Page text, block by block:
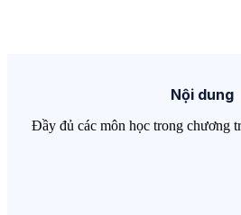
Nội dung
Đầy đủ các môn học trong chương